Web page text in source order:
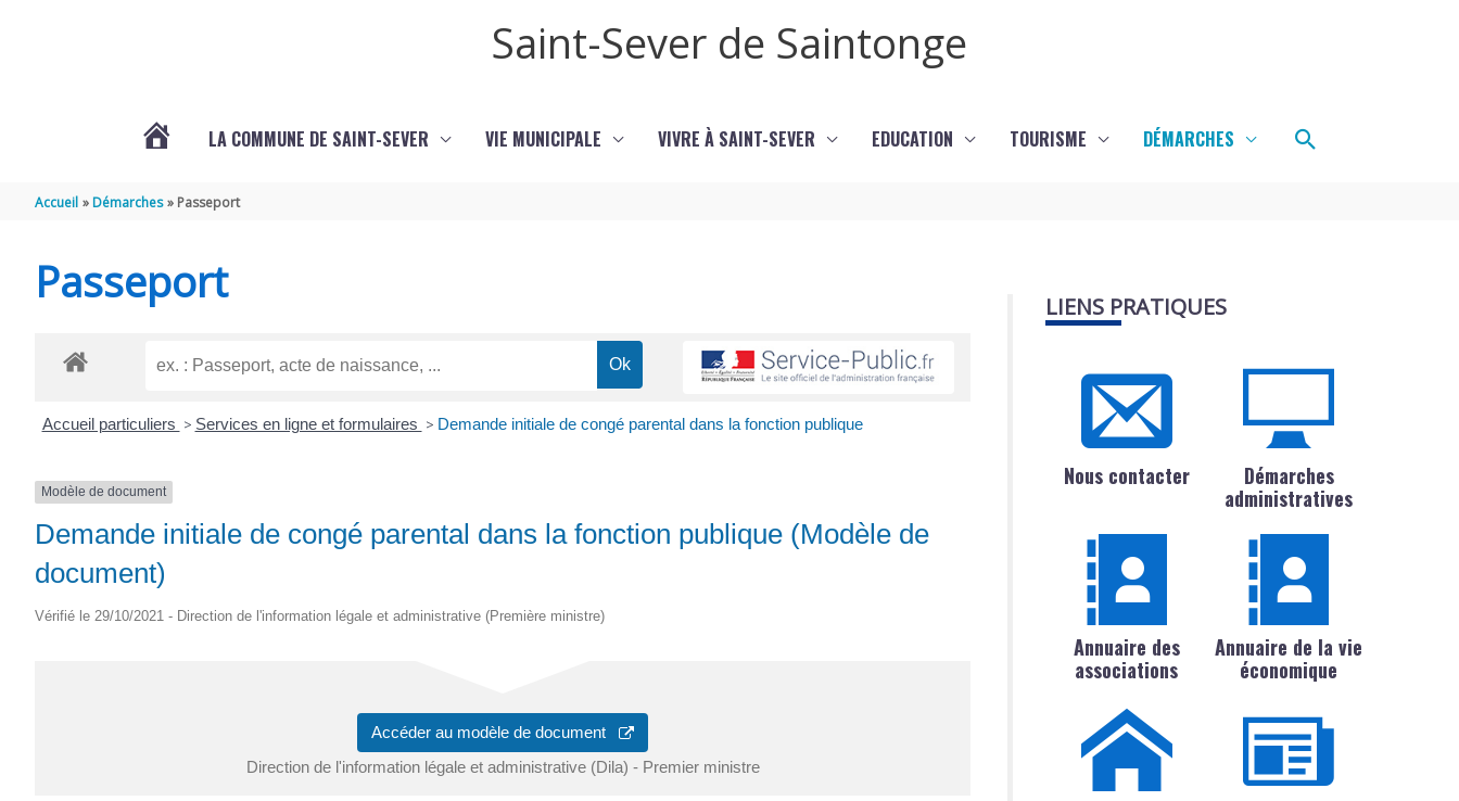
Saint-Sever de Saintonge
SAINT-
SAINTONGE
LA COMMUNE DE SAINT-SEVER VIE MUNICIPALE VIVRE À SAINT-SEVER EDUCATION TOURISME DÉMARCHES Rechercher
Accueil Démarches Passeport
Passeport
Accueil particuliers > Services en ligne et formulaires > Demande initiale de congé parental dans la fonction publique
Modèle de document
Demande initiale de congé parental dans la fonction publique (Modèle de
document)
Vérifié le 29/10/2021 - Direction de l'information légale et administrative (Première ministre)
Accéder au modèle de document
Direction de l'information légale et administrative (Dila) - Premier ministre
LIENS PRATIQUES
Nous contacter
Démarches
administratives
Annuaire des
associations
Annuaire de la vie
économique